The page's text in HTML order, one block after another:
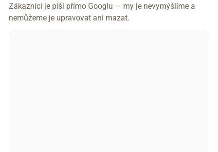
Zákazníci je píší přímo Googlu — my je nevymýšlíme a
nemůžeme je upravovat ani mazat.